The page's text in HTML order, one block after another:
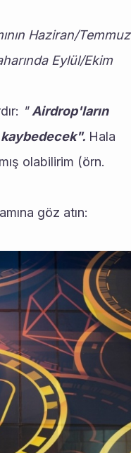
Haziran/Temmuz
Eylül/Ekim
" Airdrop'ların
kaybedecek". Hala
olabilirim (örn.
göz atın: